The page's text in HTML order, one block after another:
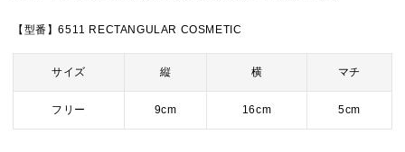
【型番】6511 RECTANGULAR COSMETIC
サイズ 縦 横 マチ
フリー 9cm 16cm 5cm